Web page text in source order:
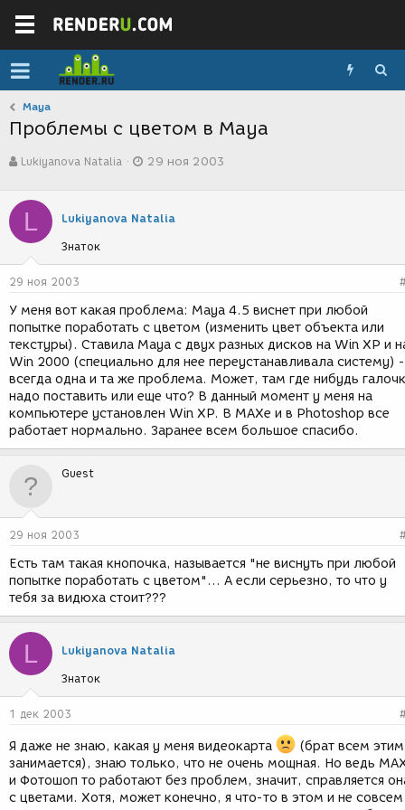
Maya
Проблемы с цветом в Maya
в
о
р
т
е
м
ы
Lukiyanova Natalia
а
с
д
и
я
29 ноя 2003
L Lukiyanova Natalia
Знаток
29 ноя 2003
У меня вот какая проблема: Maya 4.5 виснет при любой
попытке поработать с цветом (изменить цвет объекта или
текстуры). Ставила Maya с двух разных дисков на Win XP и
Win 2000 (специально для нее переустанавливала систему) -
всегда одна и та же проблема. Может, там где нибудь
надо поставить или еще что? В данный момент у меня на
компьютере установлен Win XP. В МАХе и в Photoshop все
работает нормально. Заранее всем большое спасибо.
Guest
29 ноя 2003
Есть там такая кнопочка, называется "не виснуть при любой
попытке поработать с цветом"... А если серьезно, то что у
тебя за видюха стоит???
L Lukiyanova Natalia
Знаток
1 дек 2003
Я даже не знаю, какая у меня видеокарта
(брат всем этим
занимается), знаю только, что не очень мощная. Но ведь
и Фотошоп то работают без проблем, значит, справляется
с цветами. Хотя, может конечно, я что-то в этом и не совсем